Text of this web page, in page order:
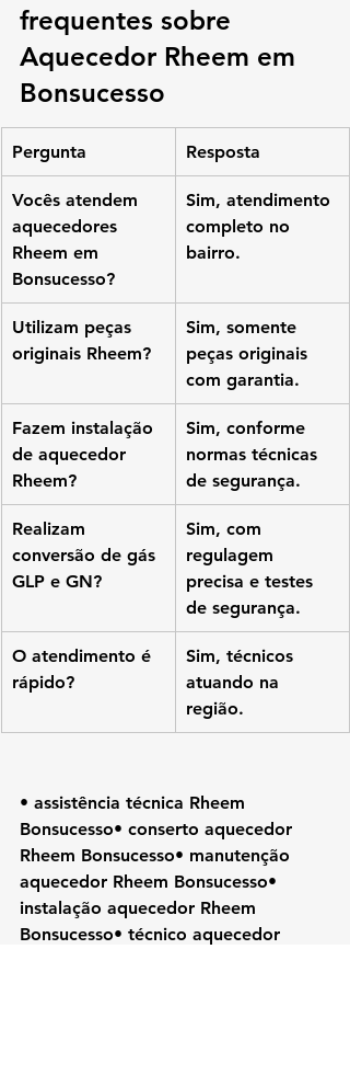
frequentes sobre
Aquecedor Rheem em
Bonsucesso
Pergunta Resposta
Vocês atendem
aquecedores
Rheem em
Bonsucesso?
Sim, atendimento
completo no
bairro.
Utilizam peças
originais Rheem?
Sim, somente
peças originais
com garantia.
Fazem instalação
de aquecedor
Rheem?
Sim, conforme
normas técnicas
de segurança.
Realizam
conversão de gás
GLP e GN?
Sim, com
regulagem
precisa e testes
de segurança.
O atendimento é
rápido?
Sim, técnicos
atuando na
região.
• assistência técnica Rheem
Bonsucesso• conserto aquecedor
Rheem Bonsucesso• manutenção
aquecedor Rheem Bonsucesso•
instalação aquecedor Rheem
Bonsucesso• técnico aquecedor